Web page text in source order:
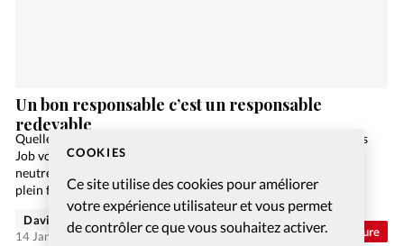
COOKIES
Ce site utilise des cookies pour améliorer
votre expérience utilisateur et vous permet
de contrôler ce que vous souhaitez activer.Vie Intérieure
Un bon responsable c’est un responsable
redevable
Quelles sont les questions sur le mal et la souffrance auxquelles
Job voulait trouver des réponses? Job n’est pas un observateur
neutre qui s’interroge sur le monde, c’est un homme frappé de
plein fouet par…
David Nadaud
14 Jan 2022
Abonnés